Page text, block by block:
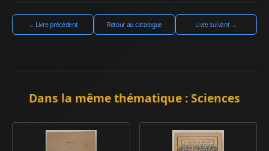
← Livre précédent Retour au catalogue Livre suivant →
Dans la même thématique : Sciences